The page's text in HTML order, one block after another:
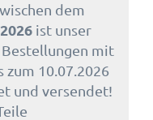
dem
ist unser
. Bestellungen mit
zum 10.07.2026
und versendet!